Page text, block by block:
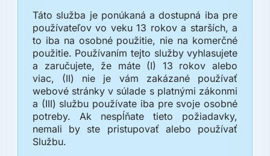
Táto služba je ponúkaná a dostupná iba pre
používateľov vo veku 13 rokov a starších, a
to iba na osobné použitie, nie na komerčné
použitie. Používaním tejto služby vyhlasujete
a zaručujete, že máte (I) 13 rokov alebo
viac, (II) nie je vám zakázané používať
webové stránky v súlade s platnými zákonmi
a (III) službu používate iba pre svoje osobné
potreby. Ak nespĺňate tieto požiadavky,
nemali by ste pristupovať alebo používať
Službu.